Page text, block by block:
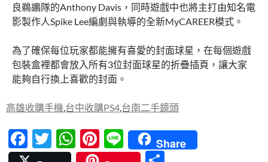
良鵜鶘隊的Anthony Davis，同時遊戲中也將主打由知名電
影製作人Spike Lee編劇與執導的全新MyCAREER模式。
為了確保每位玩家都能擁有喜愛的封面球星，在每個遊戲
包裝盒裡都會放入所有3位封面球星的折疊插頁，讓大家
能夠自行換上喜歡的封面。
高雄收購手機 台中收購PS4 台南二手鏡頭
F
ac
T
w
W
h
Pi
nt
Li
n
Share